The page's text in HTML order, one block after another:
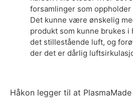
forsamlinger som
Det kunne være ønskelig
produkt som kunne brukes i
det stillestående luft, og
der det er dårlig
Håkon legger til at